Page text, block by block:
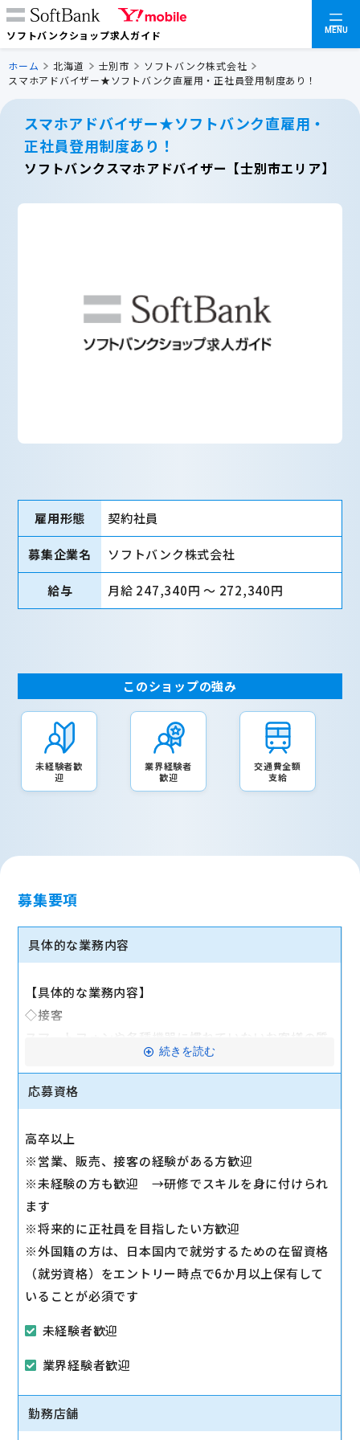
ソフトバンクショップ求人ガイド MENU
ホーム 北海道 士別市
ソフトバンク株式会社
スマホアドバイザー★ソフトバンク直雇用・正社員登用制度あり！
スマホアドバイザー★ソフトバンク直雇用・
正社員登用制度あり！
ソフトバンクスマホアドバイザー【士別市エリア】
雇用形態 契約社員
募集企業名 ソフトバンク株式会社
給与 月給 247,340円 〜 272,340円
このショップの強み
未経験者歓
迎
業界経験者
歓迎
交通費全額
支給
募集要項
具体的な業務内容
【具体的な業務内容】
◇接客
スマートフォンや各種機器に慣れていないお客様の質
◇スマホ教室の開催/運営
契約への誘導、店舗の利益に繋がる積極的なアプロー
チを実施します。
◇注力サービスのご提案
スマホ教室を通して「PayPay」「Yahoo!ショッピン
グ」「LINE」など、おススメサービスを体験いただき
ながら提案します。
続きを読む
応募資格
高卒以上
※営業、販売、接客の経験がある方歓迎
※未経験の方も歓迎 →研修でスキルを身に付けられ
ます
※将来的に正社員を目指したい方歓迎
※外国籍の方は、日本国内で就労するための在留資格
（就労資格）をエントリー時点で6か月以上保有して
いることが必須です
未経験者歓迎
業界経験者歓迎
勤務店舗